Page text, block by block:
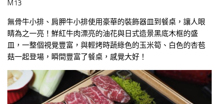
M13
無骨牛小排、肩胛牛小排使用豪華的裝飾器皿到餐桌，讓人眼
睛為之一亮！鮮紅牛肉漂亮的油花與日式造景黑底木框的盛
皿，一整個視覺豐富，與輕烤時蔬綠色的玉米筍、白色的杏苞
菇一起登場，瞬間豐富了餐桌，感覺大好！